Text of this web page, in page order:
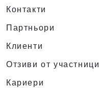
Контакти
Партньори
Клиенти
Отзиви от участници
Кариери